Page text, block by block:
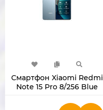
Смартфон Xiaomi Redmi
Note 15 Pro 8/256 Blue